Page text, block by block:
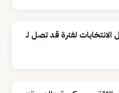
الانتخابات لفترة قد تصل لـ